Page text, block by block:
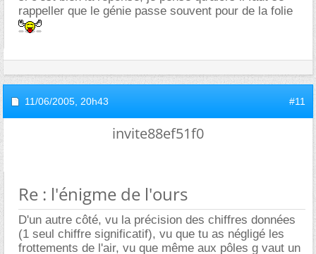
rappeller que le génie passe souvent pour de la folie
11/06/2005, 20h43 #11
invite88ef51f0
Re : l'énigme de l'ours
D'un autre côté, vu la précision des chiffres données
(1 seul chiffre significatif), vu que tu as négligé les
frottements de l'air, vu que même aux pôles g vaut un